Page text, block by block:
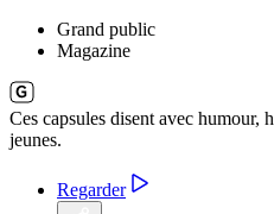
Grand public
Magazine
Ces capsules disent avec humour,
jeunes.
Regarder